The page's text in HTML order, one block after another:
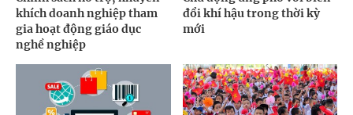
khích doanh nghiệp tham
gia hoạt động giáo dục
nghề nghiệp
đổi khí hậu trong thời kỳ
mới